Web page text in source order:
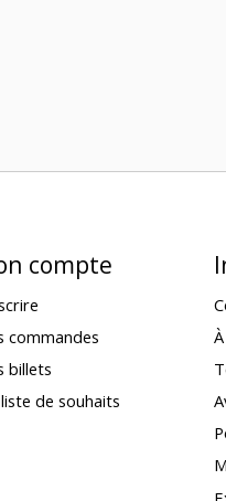
compte
commandes
billets
de souhaits